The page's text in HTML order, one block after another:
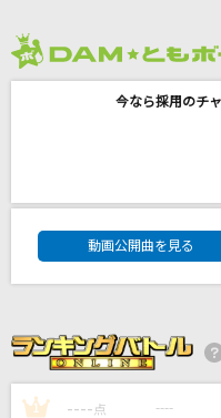
西川ひとみ
マリーゴールド
あいみょん
今なら採用のチ
DAM★ともボー
動画公開曲を見る
1 ---- 点 ----